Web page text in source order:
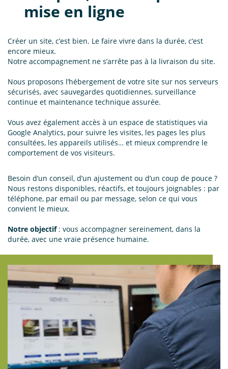
mise en ligne
Créer un site, c’est bien. Le faire vivre dans la durée, c’est
encore mieux.
Notre accompagnement ne s’arrête pas à la livraison du site.
Nous proposons l’hébergement de votre site sur nos serveurs
sécurisés, avec sauvegardes quotidiennes, surveillance
continue et maintenance technique assurée.
Vous avez également accès à un espace de statistiques via
Google Analytics, pour suivre les visites, les pages les plus
consultées, les appareils utilisés… et mieux comprendre le
comportement de vos visiteurs.
Besoin d’un conseil, d’un ajustement ou d’un coup de pouce ?
Nous restons disponibles, réactifs, et toujours joignables : par
téléphone, par email ou par message, selon ce qui vous
convient le mieux.
Notre objectif: vous accompagner sereinement, dans la
durée, avec une vraie présence humaine.